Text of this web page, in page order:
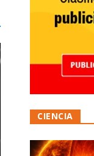
CIENCIA